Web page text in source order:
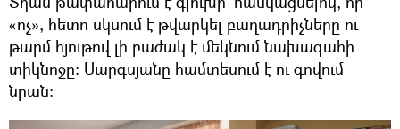
«ոչ», հետո սկսում է թվարկել բաղադրիչները ու
թարմ հյութով լի բաժակ է մեկնում նախագահի
տիկնոջը։ Սարգսյանը համտեսում է ու գովում
նրան։